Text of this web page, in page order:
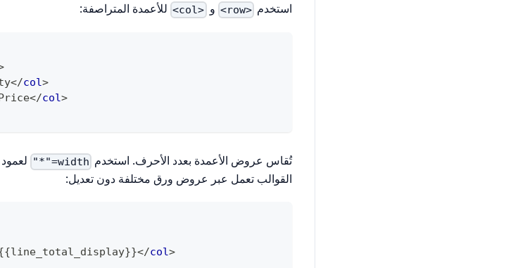
استخدم <row> و <col> للأعمدة المتراصفة:
</col>
</col>
تُقاس عروض الأعمدة بعدد الأحرف. استخدم width="*"
القوالب تعمل عبر عروض ورق مختلفة دون تعديل:
</col>